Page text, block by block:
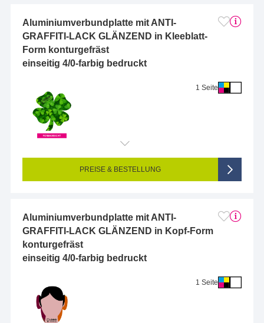
Aluminiumverbundplatte mit ANTI-
GRAFFITI-LACK GLÄNZEND in Kleeblatt-
Form konturgefräst
einseitig 4/0-farbig bedruckt
1 Seite
Endformat (bedruckte Fläche): 10 x 10 cm
Seitigkeit: 1-seitig (Vorderseite bedruckt, Rückseite unbedruckt)
4/0-farbig CMYK (vollfarbig bedruckt)
PREISE & BESTELLUNG
Aluminiumverbundplatte mit ANTI-
GRAFFITI-LACK GLÄNZEND in Kopf-Form
konturgefräst
einseitig 4/0-farbig bedruckt
1 Seite